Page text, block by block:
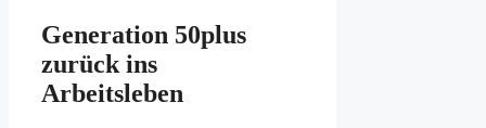
Generation 50plus
zurück ins
Arbeitsleben